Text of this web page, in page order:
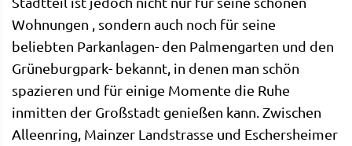
Wohnungen , sondern auch noch für seine
beliebten Parkanlagen- den Palmengarten und den
Grüneburgpark- bekannt, in denen man schön
spazieren und für einige Momente die Ruhe
inmitten der Großstadt genießen kann. Zwischen
Alleenring, Mainzer Landstrasse und Eschersheimer